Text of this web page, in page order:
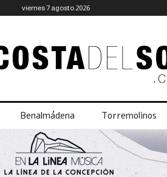
viernes 7 agosto 2026
Benalmádena Torremolinos